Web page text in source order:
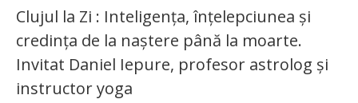
Clujul la Zi : Inteligența, înțelepciunea și
credința de la naștere până la moarte.
Invitat Daniel Iepure, profesor astrolog și
instructor yoga